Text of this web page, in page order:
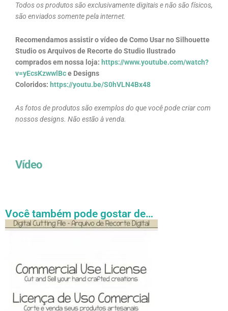
Todos os produtos são exclusivamente digitais e não são físicos,
são enviados somente pela internet.
Recomendamos assistir o vídeo de Como Usar no Silhouette
Studio os Arquivos de Recorte do Studio Ilustrado
comprados em nossa loja: https://www.youtube.com/watch?
v=yEcsKzwwlBce Designs
Coloridos: https://youtu.be/S0hVLN4Bx48
As fotos de produtos são exemplos do que você pode criar com
nossos designs. Não estão à venda.
Vídeo
Você também pode gostar de…
Faixa
de
R$ 54.89
Este
variantes.
As
podem